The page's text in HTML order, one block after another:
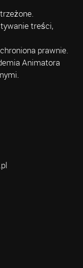
treści,
prawnie.
Animatora